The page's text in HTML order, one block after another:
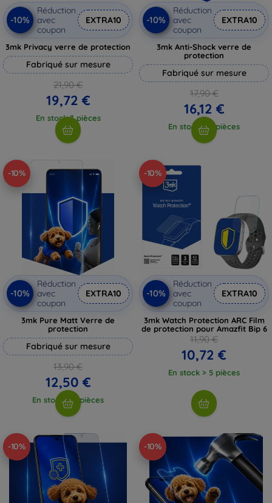
-10%
Réduction
avec
coupon
EXTRA10
3mk Privacy verre de protection
Fabriqué sur mesure
21,90 €
19,72 €
En stock 3 pièces
-10%
Réduction
avec
coupon
EXTRA10
3mk Anti-Shock verre de
protection
Fabriqué sur mesure
17,90 €
16,12 €
En stock > 5 pièces
-10%
-10%
Réduction
avec
coupon
EXTRA10
3mk Pure Matt Verre de
protection
Fabriqué sur mesure
13,90 €
12,50 €
En stock > 5 pièces
-10%
-10%
Réduction
avec
coupon
EXTRA10
3mk Watch Protection ARC Film
de protection pour Amazfit Bip 6
11,90 €
10,72 €
En stock > 5 pièces
-10% -10%